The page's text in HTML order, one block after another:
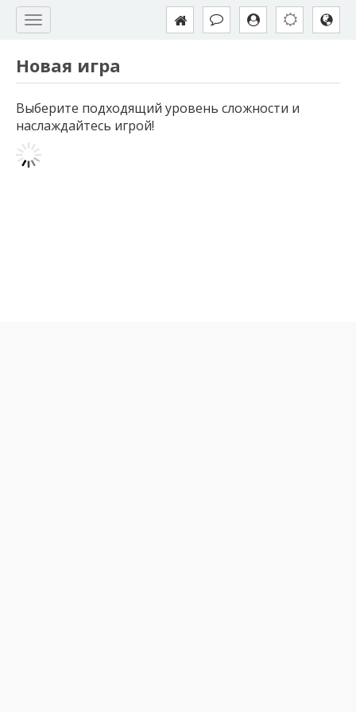
Новая игра
Выберите подходящий уровень сложности и
наслаждайтесь игрой!